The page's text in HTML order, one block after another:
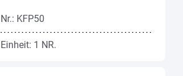
Nr.: KFP50
Einheit: 1 NR.